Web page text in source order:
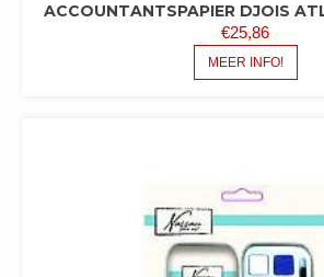
ACCOUNTANTSPAPIER DJOIS
€25,86
MEER INFO!